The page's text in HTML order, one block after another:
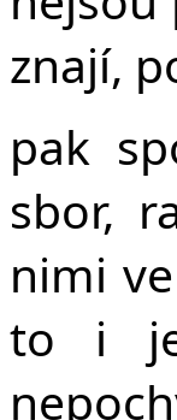
znají,
pak
sbor,
nimi
to i